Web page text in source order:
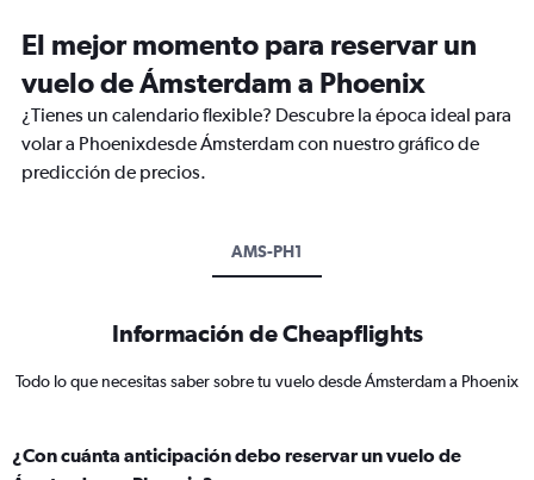
El mejor momento para reservar un
vuelo de Ámsterdam a Phoenix
¿Tienes un calendario flexible? Descubre la época ideal para
volar a Phoenixdesde Ámsterdam con nuestro gráfico de
predicción de precios.
AMS-PH1
Información de Cheapflights
Todo lo que necesitas saber sobre tu vuelo desde Ámsterdam a Phoenix
¿Con cuánta anticipación debo reservar un vuelo de